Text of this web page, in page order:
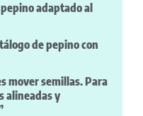
adaptado al
de pepino con
mover semillas. Para
alineadas y